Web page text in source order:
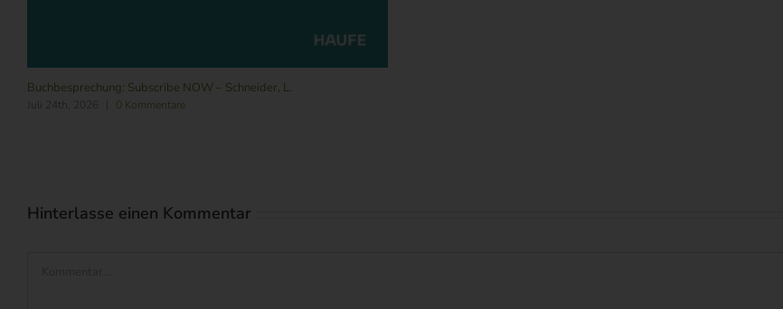
Buchbesprechung: Subscribe NOW – Schneider, L.
Juli 24th, 2026 0 Kommentare
Hinterlasse einen Kommentar